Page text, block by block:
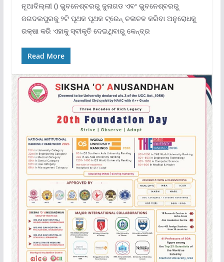
ନୂଆଦିଲ୍ଲୀ () ଭୁବନେଶ୍ବରରୁ ଜୁନାଗଡ ଏବଂ ଭୁବନେଶ୍ବରରୁ
ଜଗଦଲପୁରକୁ ୨ଟି ପୃଥକ ପୃଥକ ଟ୍ରେନ୍ ଚଳାଚଳ କରିବା ଅନୁରୋଧକୁ
ରକ୍ଷା କରି ଏହାକୁ ସ୍ବୀକୃତି ଦେଇଥିବାରୁ କେନ୍ଦ୍ର
Read More